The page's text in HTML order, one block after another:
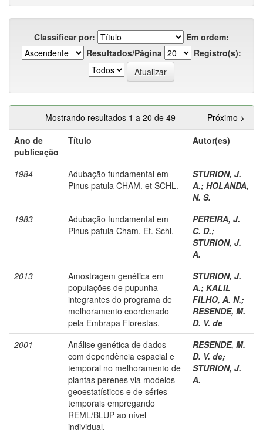
Classificar por:
Em ordem:
Resultados/Página
Registro(s):
Mostrando resultados 1 a 20 de 49
Próximo >
Ano de
publicação
Título Autor(es)
1984
Adubação fundamental em
Pinus patula CHAM. et SCHL.
STURION, J.
A.; HOLANDA,
N. S.
1983
Adubação fundamental em
Pinus patula Cham. Et. Schl.
PEREIRA, J.
C. D.;
STURION, J.
A.
2013
Amostragem genética em
populações de pupunha
integrantes do programa de
melhoramento coordenado
pela Embrapa Florestas.
STURION, J.
A.; KALIL
FILHO, A. N.;
RESENDE, M.
D. V. de
2001
Análise genética de dados
com dependência espacial e
temporal no melhoramento de
plantas perenes via modelos
geoestatísticos e de séries
temporais empregando
REML/BLUP ao nível
individual.
RESENDE, M.
D. V. de;
STURION, J.
A.